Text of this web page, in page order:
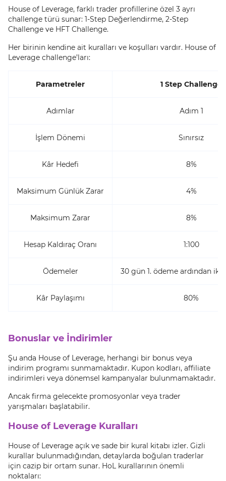
House of Leverage, farklı trader profillerine özel 3 ayrı
challenge türü sunar: 1-Step Değerlendirme, 2-Step
Challenge ve HFT Challenge.
Her birinin kendine ait kuralları ve koşulları vardır. House of
Leverage challenge’ları:
Parametreler 1 Step Challenge
Adımlar Adım 1
İşlem Dönemi Sınırsız
Kâr Hedefi 8%
Maksimum Günlük Zarar 4%
Maksimum Zarar 8%
Hesap Kaldıraç Oranı 1:100
Ödemeler 30 gün 1. ödeme ardından iki
Kâr Paylaşımı 80%
Bonuslar ve İndirimler
Şu anda House of Leverage, herhangi bir bonus veya
indirim programı sunmamaktadır. Kupon kodları, affiliate
indirimleri veya dönemsel kampanyalar bulunmamaktadır.
Ancak firma gelecekte promosyonlar veya trader
yarışmaları başlatabilir.
House of Leverage Kuralları
House of Leverage açık ve sade bir kural kitabı izler. Gizli
kurallar bulunmadığından, detaylarda boğulan traderlar
için cazip bir ortam sunar. HoL kurallarının önemli
noktaları: